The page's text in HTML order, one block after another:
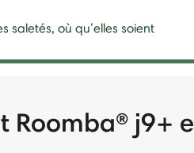
saletés, où qu’elles soient
Roomba® j9+